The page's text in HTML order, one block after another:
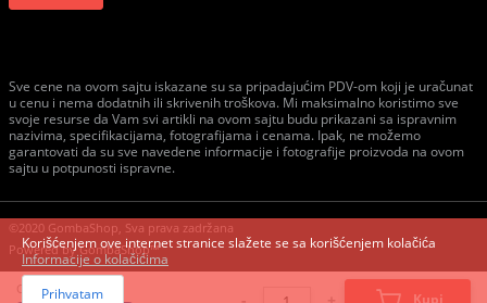
Sve cene na ovom sajtu iskazane su sa pripadajućim PDV-om koji je uračunat
u cenu i nema dodatnih ili skrivenih troškova. Mi maksimalno koristimo sve
svoje resurse da Vam svi artikli na ovom sajtu budu prikazani sa ispravnim
nazivima, specifikacijama, fotografijama i cenama. Ipak, ne možemo
garantovati da su sve navedene informacije i fotografije proizvoda na ovom
sajtu u potpunosti ispravne.
©2020 GombaShop, Sva prava zadržana
Powered byGombaShop™
Cena:
Korišćenjem ove internet stranice slažete se sa korišćenjem kolačića
Informacije o kolačićima
Prihvatam